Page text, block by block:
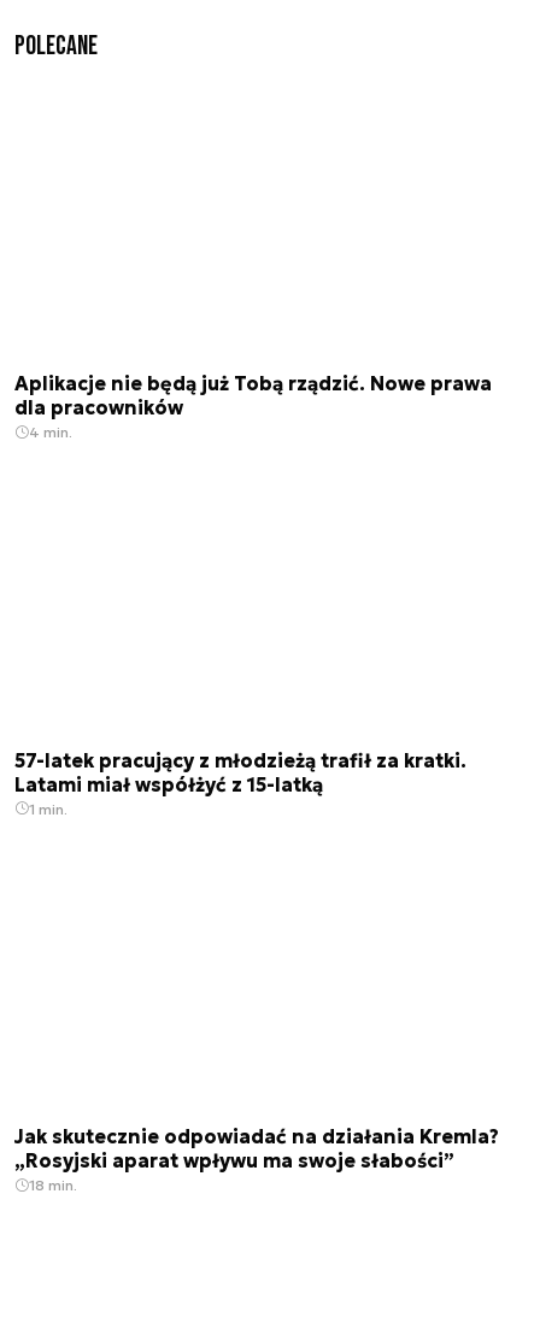
Polecane
Aplikacje nie będą już Tobą rządzić. Nowe prawa
dla pracowników
4 min.
57-latek pracujący z młodzieżą trafił za kratki.
Latami miał współżyć z 15-latką
1 min.
Jak skutecznie odpowiadać na działania Kremla?
„Rosyjski aparat wpływu ma swoje słabości”
18 min.